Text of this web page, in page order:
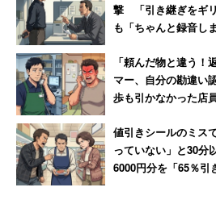
撃 「引き継ぎをギ
も「ちゃんと録音し
「頼んだ物と違う！
マー、自分の勘違
歩も引かなかった店
値引きシールのミス
っていない」と30
6000円分を「65％引